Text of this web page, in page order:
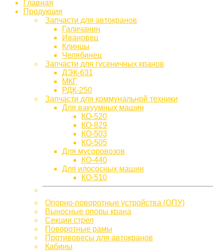
Главная
Продукция
Запчасти для автокранов
Галичанин
Ивановец
Клинцы
Челябинец
Запчасти для гусеничных кранов
ДЭК-631
МКГ
РДК-250
Запчасти для коммунальной техники
Для вакуумных машин
КО-520
КО-829
КО-503
КО-505
Для мусоровозов
КО-440
Для илососных машин
КО-510
Опорно-поворотные устройства (ОПУ)
Выносные опоры крана
Секции стрел
Поворотные рамы
Противовесы для автокранов
Кабины